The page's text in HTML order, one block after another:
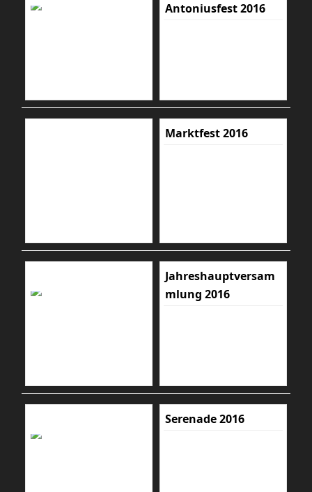
Antoniusfest 2016
Marktfest 2016
Jahreshauptversam
mlung 2016
Serenade 2016